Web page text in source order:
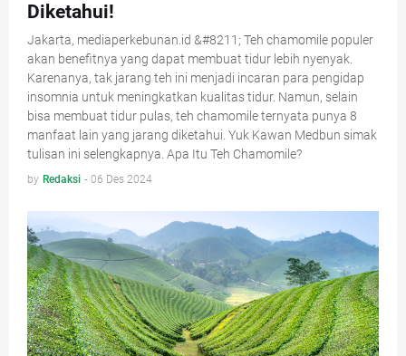
Diketahui!
Jakarta, mediaperkebunan.id &#8211; Teh chamomile populer
akan benefitnya yang dapat membuat tidur lebih nyenyak.
Karenanya, tak jarang teh ini menjadi incaran para pengidap
insomnia untuk meningkatkan kualitas tidur. Namun, selain
bisa membuat tidur pulas, teh chamomile ternyata punya 8
manfaat lain yang jarang diketahui. Yuk Kawan Medbun simak
tulisan ini selengkapnya. Apa Itu Teh Chamomile?
by Redaksi - 06 Des 2024